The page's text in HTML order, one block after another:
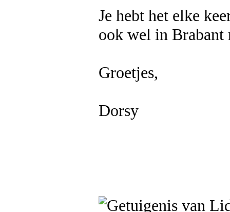
Je hebt het elke
ook wel in Brabant
Groetjes,
Dorsy